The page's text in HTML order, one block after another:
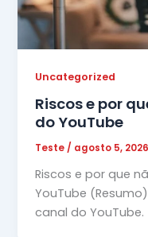
Uncategorized
Riscos e por
do YouTube
Teste / agosto 5, 2026
Riscos e por que
YouTube
canal do YouTube.